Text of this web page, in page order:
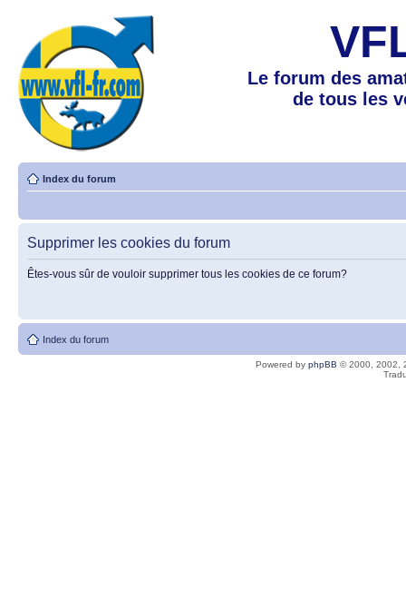
Le forum des
de tous les
Index du forum
Supprimer les cookies du forum
Êtes-vous sûr de vouloir supprimer tous les cookies de ce forum?
Index du forum
Powered by phpBB © 2000, 2002,